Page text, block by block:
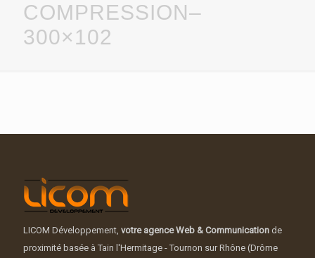
COMPRESSION–
300×102
LICOM Développement, votre agence Web & Communication de
proximité basée à Tain l'Hermitage - Tournon sur Rhône (Drôme